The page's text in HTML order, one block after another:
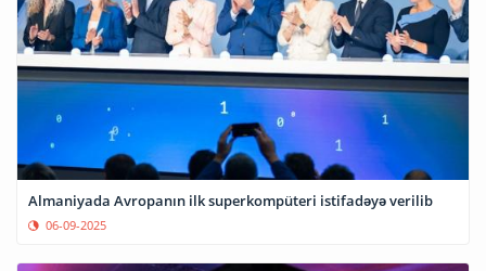
Almaniyada Avropanın ilk superkompüteri istifadəyə verilib
06-09-2025